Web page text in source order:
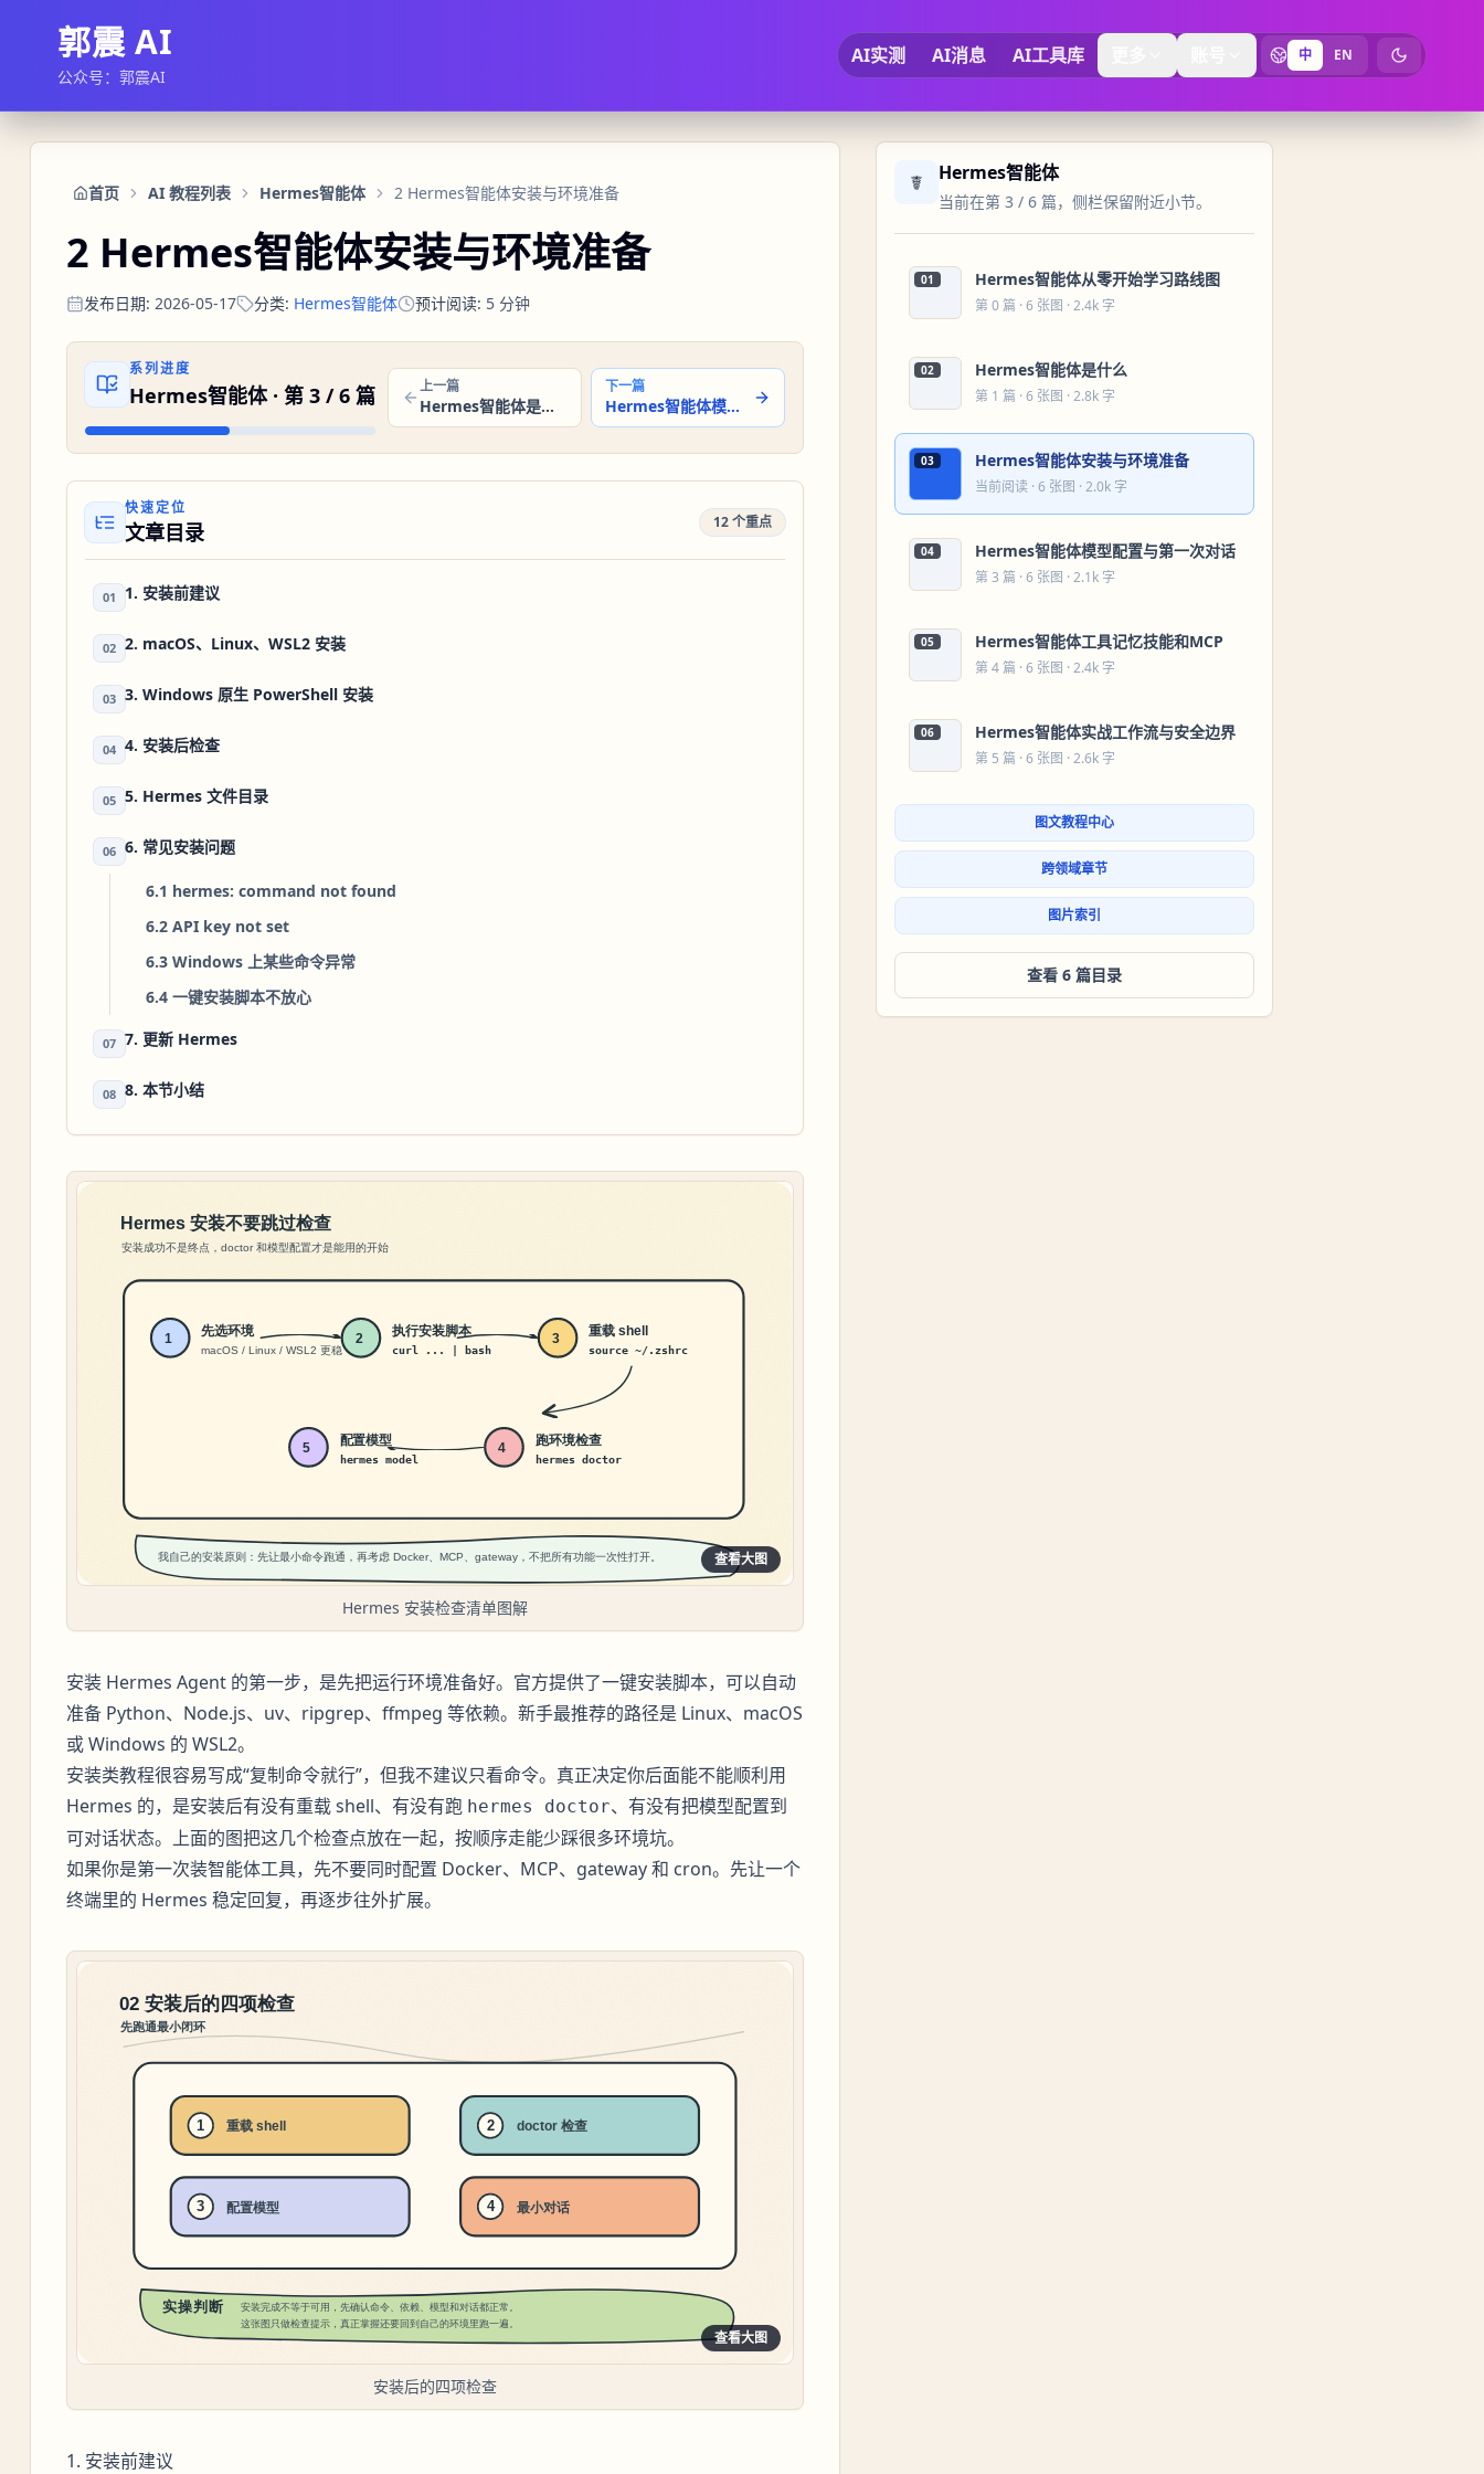
郭震 AI
公众号：郭震AI
AI实测 AI消息 AI工具库 中 EN 切换为暗黑
首页 AI 教程列表 Hermes智能体 2 Hermes智能体安装与环境准备
2 Hermes智能体安装与环境准备
发布日期: 2026-05-17 分类: Hermes智能体 预计阅读: 5 分钟
系列进度
Hermes智能体· 第 3/6篇 上一篇
Hermes智能体是什么
下一篇
Hermes智能体模型配置与第一次对话
快速定位
文章目录 12 个重点
01 1. 安装前建议
02 2. macOS、Linux、WSL2 安装
03 3. Windows 原生 PowerShell 安装
04 4. 安装后检查
05 5. Hermes 文件目录
06 6. 常见安装问题
6.1 hermes: command not found
6.2 API key not set
6.3 Windows 上某些命令异常
6.4 一键安装脚本不放心
07 7. 更新 Hermes
08 8. 本节小结
查看大图
Hermes 安装检查清单图解
安装 Hermes Agent 的第一步，是先把运行环境准备好。官方提供了一键安装脚本，可以自动
准备 Python、Node.js、uv、ripgrep、ffmpeg 等依赖。新手最推荐的路径是 Linux、macOS
或 Windows 的 WSL2。
安装类教程很容易写成“复制命令就行”，但我不建议只看命令。真正决定你后面能不能顺利用
Hermes 的，是安装后有没有重载 shell、有没有跑 hermes doctor、有没有把模型配置到
可对话状态。上面的图把这几个检查点放在一起，按顺序走能少踩很多环境坑。
如果你是第一次装智能体工具，先不要同时配置 Docker、MCP、gateway 和 cron。先让一个
终端里的 Hermes 稳定回复，再逐步往外扩展。
查看大图
安装后的四项检查
1. 安装前建议
☤ Hermes智能体
当前在第 3 / 6 篇，侧栏保留附近小节。
01 Hermes智能体从零开始学习路线图
第 0 篇 · 6 张图 · 2.4k 字
02 Hermes智能体是什么
第 1 篇 · 6 张图 · 2.8k 字
03 Hermes智能体安装与环境准备
当前阅读 · 6 张图 · 2.0k 字
04 Hermes智能体模型配置与第一次对话
第 3 篇 · 6 张图 · 2.1k 字
05 Hermes智能体工具记忆技能和MCP
第 4 篇 · 6 张图 · 2.4k 字
06 Hermes智能体实战工作流与安全边界
第 5 篇 · 6 张图 · 2.6k 字
图文教程中心
跨领域章节
图片索引
查看 6 篇目录